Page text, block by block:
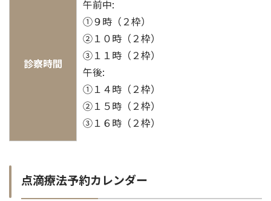
診察時間
午前中:
①９時（２枠）
②１０時（２枠）
③１１時（２枠）
午後:
①１４時（２枠）
②１５時（２枠）
③１６時（２枠）
点滴療法予約カレンダー